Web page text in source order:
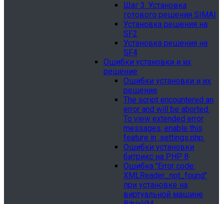
Шаг 3. Установка
готового решения SIMAI
Установка решения на
SF2
Установка решения на
SF4
Ошибки установки и их
решение
Ошибки установки и их
решение
The script encountered an
error and will be aborted.
To view extended error
messages, enable this
feature in .settings.php.
Ошибки установки
битрикс на PHP 8
Ошибка "Error сode:
XMLReader_not_found"
при установке на
виртуальной машине